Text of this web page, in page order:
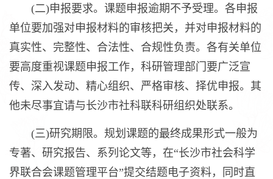
(二)申报要求。课题申报逾期不予受理。各申报
单位要加强对申报材料的审核把关，并对申报材料的
真实性、完整性、合法性、合规性负责。各有关单位
要高度重视课题申报工作，科研管理部门要广泛宣
传、深入发动、精心组织、严格审核、择优申报。其
他未尽事宜请与长沙市社科联科研组织处联系。
(三)研究期限。规划课题的最终成果形式一般为
专著、研究报告、系列论文等，在“长沙市社会科学
界联合会课题管理平台”提交结题电子资料，同时直